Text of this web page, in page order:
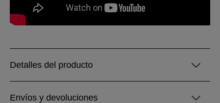
Detalles del producto
Envíos y devoluciones